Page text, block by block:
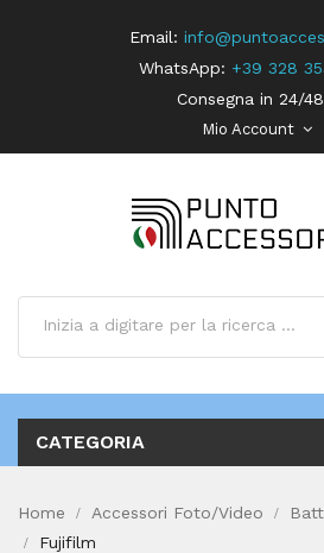
Email:
WhatsApp: +39 328
Consegna in 24/
Mio Account
CATEGORIA
Home Accessori Foto/Video
Fujifilm